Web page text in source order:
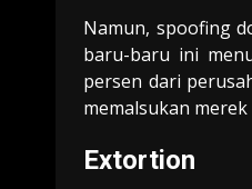
Namun, spoofing
baru-baru ini
persen dari
memalsukan
Extortion